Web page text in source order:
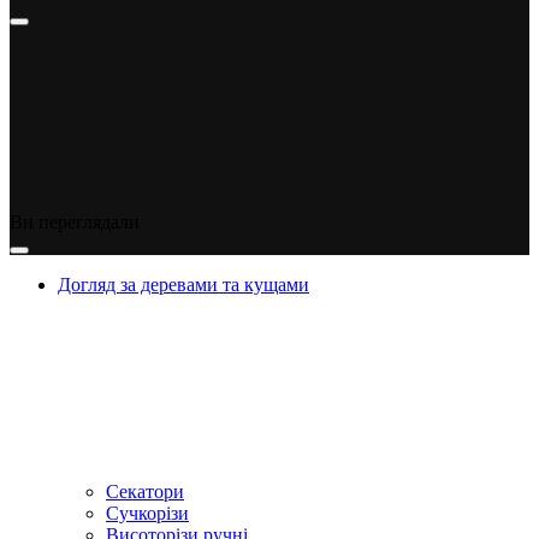
Догляд за деревами та кущами
Секатори
Сучкорізи
Висоторізи ручні